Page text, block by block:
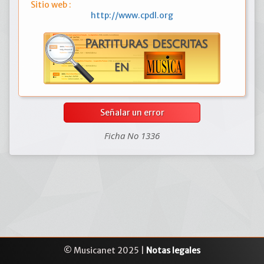
Sitio web :
http://www.cpdl.org
Señalar un error
Ficha No 1336
© Musicanet 2025 | Notas legales